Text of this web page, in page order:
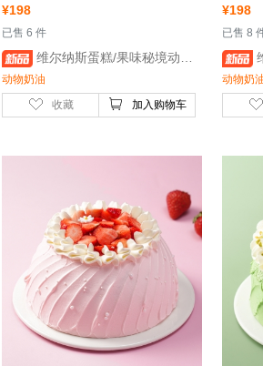
¥198
已售 6 件
维尔纳斯蛋糕/果味秘境动物奶油蛋糕/6英寸- 鸡蛋、稀奶油、牛奶
动物奶油
收藏 加入购物车
¥198
已售 8
动物奶